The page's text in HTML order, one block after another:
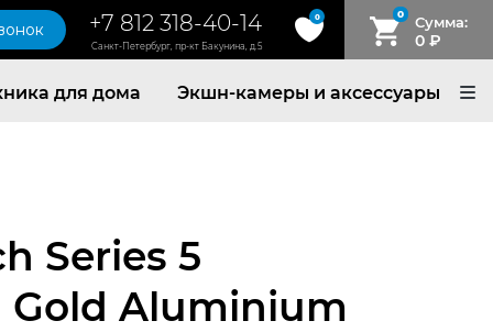
+7 812 318-40-14
Санкт-Петербург, пр-кт Бакунина, д.5
0 0 Сумма:
0 ₽
для дома Экшн-камеры и аксессуары
Series 5
Gold Aluminium